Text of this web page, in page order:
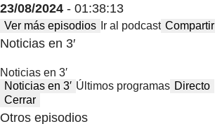
23/08/2024 - 01:38:13
Ver más episodios Ir al podcast Compartir
Noticias en 3′
Noticias en 3′
Noticias en 3′ Últimos programas Directo
Cerrar
Otros episodios